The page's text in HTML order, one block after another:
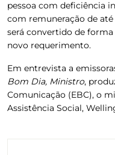
pessoa com deficiência
com remuneração de
será convertido de
novo requerimento.
Em entrevista a
Bom Dia, Ministro,
Comunicação (EBC), o
Assistência Social,